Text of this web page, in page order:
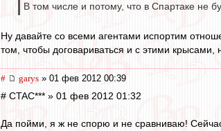
В том числе и потому, что в Спартаке не
Ну давайте со всеми агентами испортим
том, чтобы договариваться и с этими крысами,
# garys » 01 фев 2012 00:39
# CTAC*** » 01 фев 2012 01:32
Да пойми, я ж не спорю и не сравниваю!